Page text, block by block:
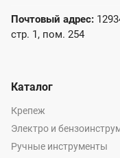
Почтовый адрес:
стр. 1, пом. 254
Каталог
Крепеж
Электро и
Ручные инструменты